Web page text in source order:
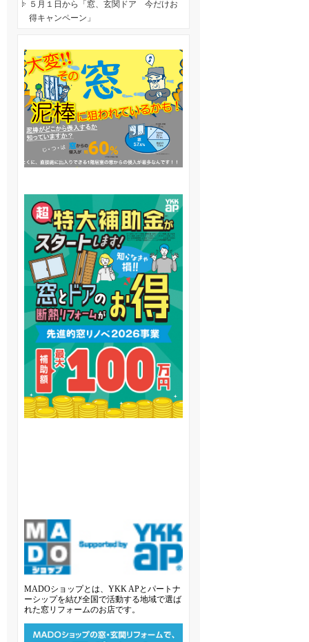
５月１日から「窓、玄関ドア 今だけお
得キャンペーン」
MADOショップとは、YKK APとパートナ
ーシップを結び全国で活動する地域で選ば
れた窓リフォームのお店です。